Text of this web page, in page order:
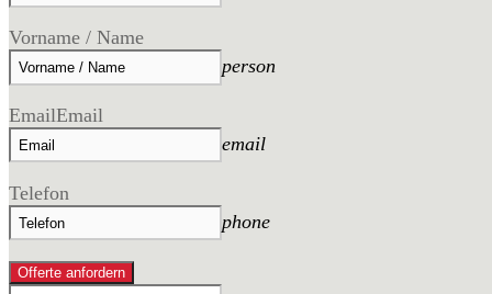
Vorname / Name
person
EmailEmail
email
Telefon
phone
Offerte anfordern